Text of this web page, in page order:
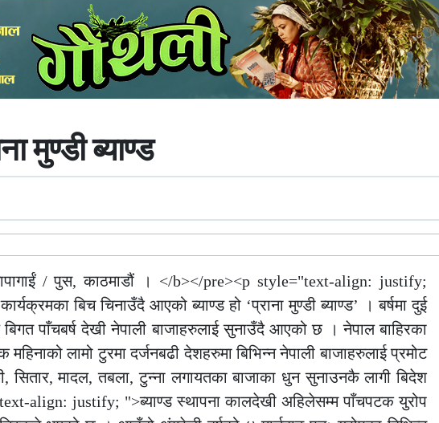
मुण्डी ब्याण्ड
/ पुस, काठमाडौं । </b></pre><p style="text-align: justify;
बिच चिनाउँदै आएको ब्याण्ड हो ‘प्राना मुण्डी ब्याण्ड’ । बर्षमा दुई
पाँचबर्ष देखी नेपाली बाजाहरुलाई सुनाउँदै आएको छ । नेपाल बाहिरका
लामो टुरमा दर्जनबढी देशहरुमा बिभिन्न नेपाली बाजाहरुलाई प्रमोट
सितार, मादल, तबला, टुन्ना लगायतका बाजाका धुन सुनाउनकै लागी बिदेश
align: justify; ">ब्याण्ड स्थापना कालदेखी अहिलेसम्म पाँचपटक युरोप